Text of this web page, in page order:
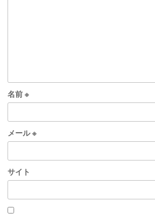
名前※
メール※
サイト